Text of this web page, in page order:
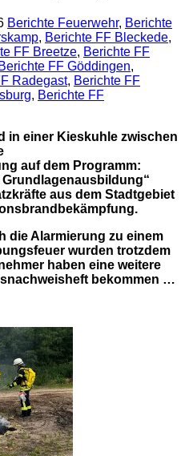
Berichte Feuerwehr, Berichte
, Berichte FF Bleckede,
FF Breetze, Berichte FF
Berichte FF Göddingen,
Radegast, Berichte FF
, Berichte FF
in einer Kieskuhle zwischen
auf dem Programm:
Grundlagenausbildung“
aus dem Stadtgebiet
die Alarmierung zu einem
wurden trotzdem
haben eine weitere
bekommen …